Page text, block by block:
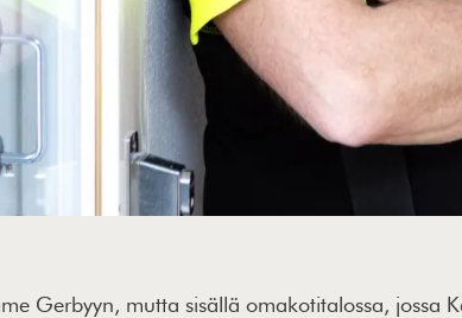
Gerbyyn, mutta sisällä omakotitalossa, jossa